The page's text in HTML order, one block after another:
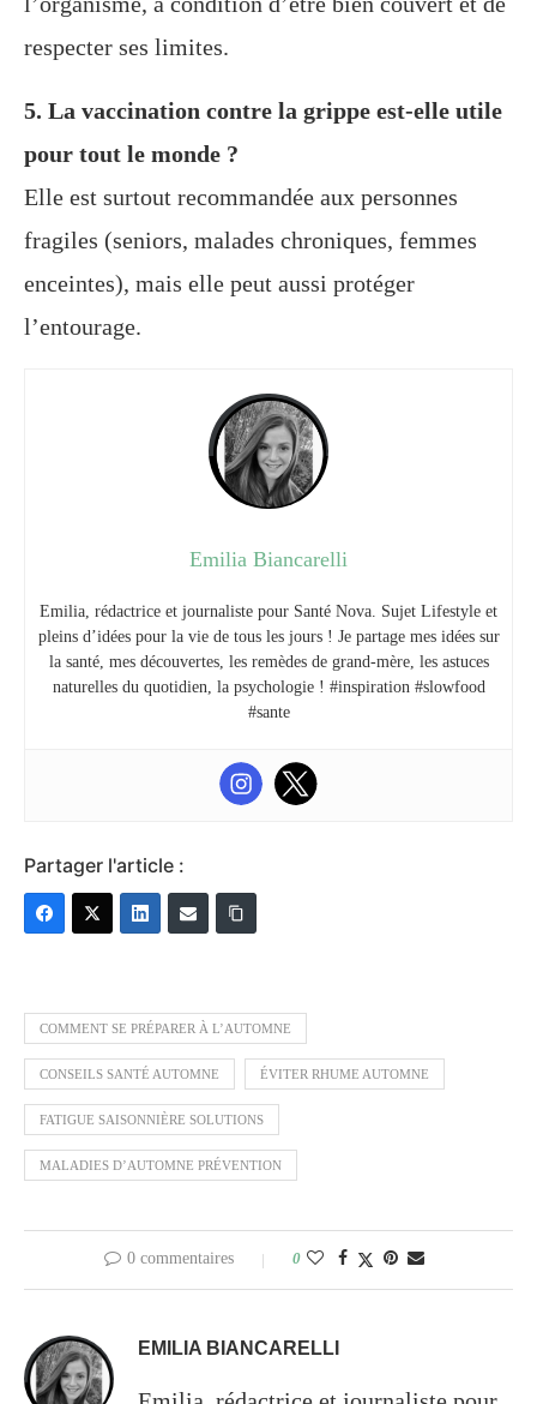
respecter ses limites.
5. La vaccination contre la grippe est-elle utile
pour tout le monde ?
Elle est surtout recommandée aux personnes
fragiles (seniors, malades chroniques, femmes
enceintes), mais elle peut aussi protéger
l’entourage.
Emilia Biancarelli
Emilia, rédactrice et journaliste pour Santé Nova. Sujet Lifestyle et
pleins d’idées pour la vie de tous les jours ! Je partage mes idées sur
la santé, mes découvertes, les remèdes de grand-mère, les astuces
naturelles du quotidien, la psychologie ! #inspiration #slowfood
#sante
Partager l'article :
COMMENT SE PRÉPARER À L’AUTOMNE
CONSEILS SANTÉ AUTOMNE ÉVITER RHUME AUTOMNE
FATIGUE SAISONNIÈRE SOLUTIONS
MALADIES D’AUTOMNE PRÉVENTION
0 commentaires 0
EMILIA BIANCARELLI